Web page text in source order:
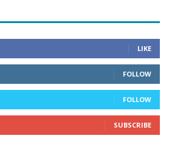
LIKE
FOLLOW
FOLLOW
SUBSCRIBE